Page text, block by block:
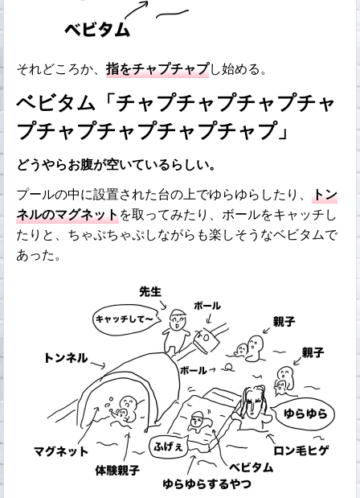
それどころか、指をチャプチャプし始める。
ベビタム「チャプチャプチャプチャ
プチャプチャプチャプチャプ」
どうやらお腹が空いているらしい。
プールの中に設置された台の上でゆらゆらしたり、トン
ネルのマグネットを取ってみたり、ボールをキャッチし
たりと、ちゃぷちゃぷしながらも楽しそうなベビタムで
あった。